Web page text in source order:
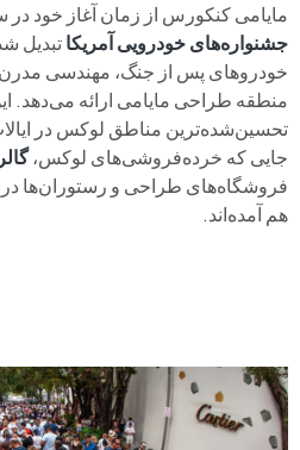
مایامی کنکورس از زمان آغاز خود در سال ۲۰۱۴ به یکی از
جشنواره‌های خودرویی آمریکاتبدیل
خودروهای پس از جنگ، مهندسی مدرن
منطقه طراحی مایامی ارائه می‌دهد.
تحسین‌شده‌ترین مناطق لوکس در
جایی که خرده‌فروشی‌های لوکس،
فروشگاه‌های طراحی و رستوران‌ها
هم آمده‌اند.